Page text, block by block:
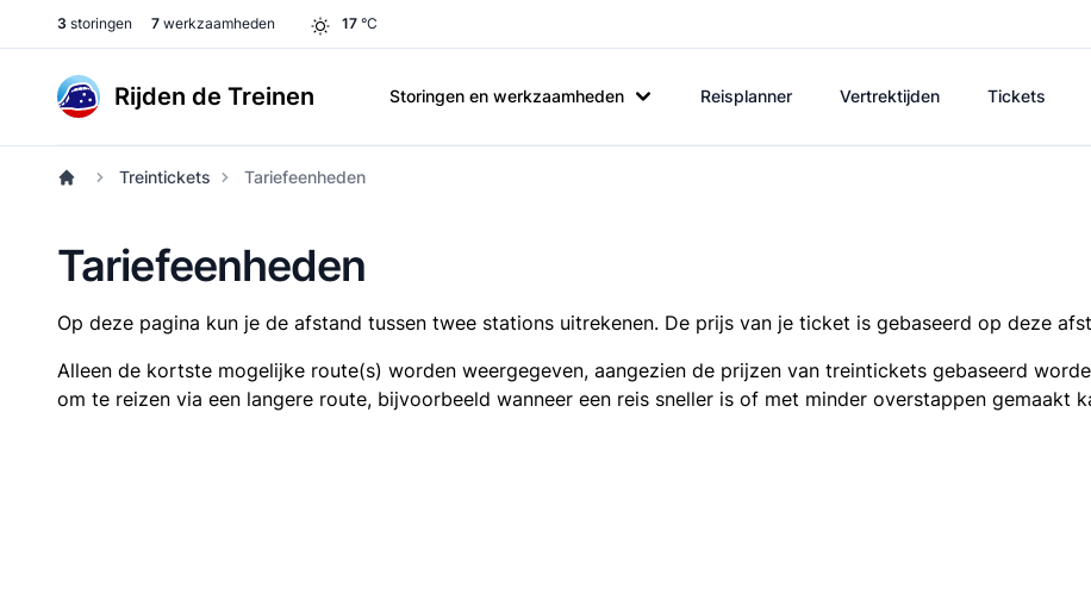
3 storingen 7 werkzaamheden 17 °C
Rijden de Treinen Storingen en werkzaamheden Reisplanner Vertrektijden Tickets
Treintickets Tariefeenheden
Tariefeenheden
Op deze pagina kun je de afstand tussen twee stations uitrekenen. De prijs van je ticket is gebaseerd op deze
Alleen de kortste mogelijke route(s) worden weergegeven, aangezien de prijzen van treintickets gebaseerd
om te reizen via een langere route, bijvoorbeeld wanneer een reis sneller is of met minder overstappen gemaakt